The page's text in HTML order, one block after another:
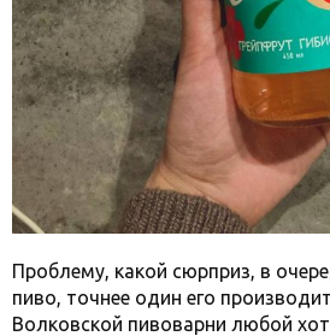
Проблему, какой сюрприз, в
пиво, точнее один его
Волковской пивоварни любой